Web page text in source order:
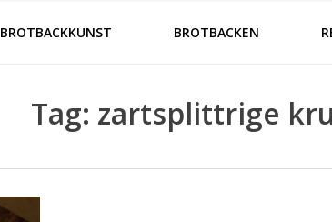
BROTBACKKUNST BROTBACKEN
Tag: zartsplittrige